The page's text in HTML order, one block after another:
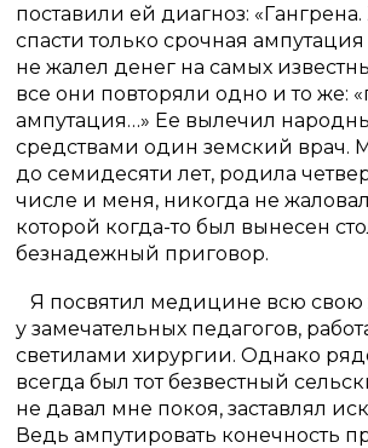
поставили ей диагноз:
спасти только срочная
не жалел денег на самых
все они повторяли одно и то же:
ампутация…» Ее вылечил
средствами один земский врач.
до семидесяти лет, родила
числе и меня, никогда не
которой когда-то был вынесен
безнадежный приговор.
Я посвятил медицине всю свою
у замечательных педагогов,
светилами хирургии. Однако
всегда был тот безвестный
не давал мне покоя, заставлял
Ведь ампутировать конечность